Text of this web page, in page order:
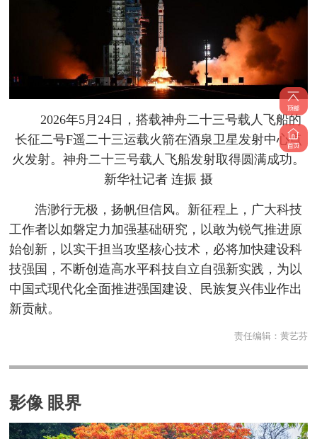
2026年5月24日，搭载神舟二十三号载人飞船的
长征二号F遥二十三运载火箭在酒泉卫星发射中心点
火发射。神舟二十三号载人飞船发射取得圆满成功。
新华社记者 连振 摄
浩渺行无极，扬帆但信风。新征程上，广大科技
工作者以如磐定力加强基础研究，以敢为锐气推进原
始创新，以实干担当攻坚核心技术，必将加快建设科
技强国，不断创造高水平科技自立自强新实践，为以
中国式现代化全面推进强国建设、民族复兴伟业作出
新贡献。
责任编辑： 黄艺芬
影像 眼界